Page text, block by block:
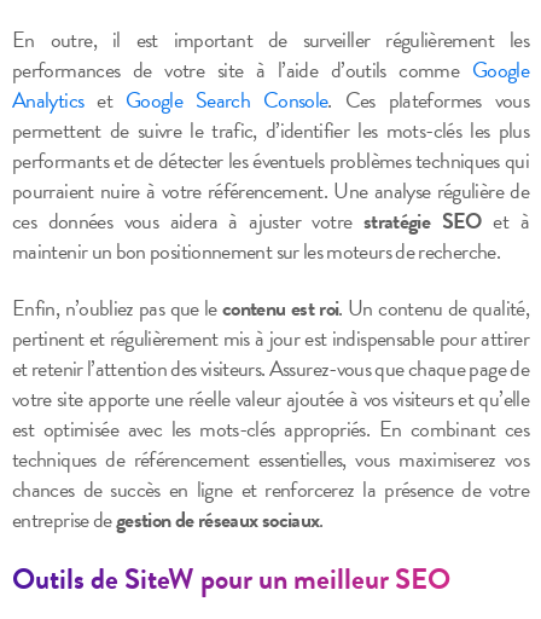
En outre, il est important de surveiller régulièrement les
performances de votre site à l’aide d’outils comme Google
Analyticset Google Search Console. Ces plateformes vous
permettent de suivre le trafic, d’identifier les mots-clés les plus
performants et de détecter les éventuels problèmes techniques qui
pourraient nuire à votre référencement. Une analyse régulière de
ces données vous aidera à ajuster votre stratégie SEOet à
maintenir un bon positionnement sur les moteurs de recherche.
Enfin, n’oubliez pas que lecontenu est roi. Un contenu de qualité,
pertinent et régulièrement mis à jour est indispensable pour attirer
et retenir l’attention des visiteurs. Assurez-vous que chaque page de
votre site apporte une réelle valeur ajoutée à vos visiteurs et qu’elle
est optimisée avec les mots-clés appropriés. En combinant ces
techniques de référencement essentielles, vous maximiserez vos
chances de succès en ligne et renforcerez la présence de votre
entreprise degestion de réseaux sociaux.
Outils de SiteW pour un meilleur SEO